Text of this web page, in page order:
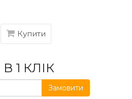
Купити
1 КЛІК
Замовити